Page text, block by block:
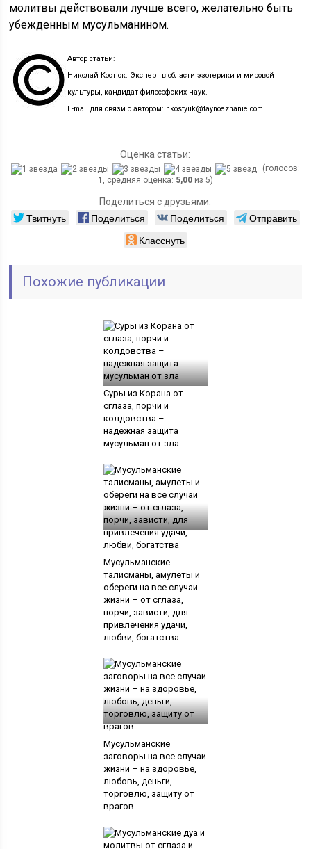
молитвы действовали лучше всего, желательно быть
убежденным мусульманином.
Автор статьи:
Николай Костюк. Эксперт в области эзотерики и мировой
культуры, кандидат философских наук.
E-mail для связи с автором: nkostyuk@taynoeznanie.com
Оценка статьи:
(голосов:
1
, средняя оценка: 5,00из 5)
Поделиться с друзьями:
Твитнуть Поделиться Поделиться
Отправить
Класснуть
Похожие публикации
Суры из Корана от
сглаза, порчи и
колдовства –
надежная защита
мусульман от зла
Мусульманские
талисманы, амулеты и
обереги на все случаи
жизни – от сглаза,
порчи, зависти, для
привлечения удачи,
любви, богатства
Мусульманские
заговоры на все случаи
жизни – на здоровье,
любовь, деньги,
торговлю, защиту от
врагов